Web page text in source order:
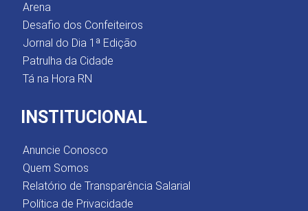
Arena
Desafio dos Confeiteiros
Jornal do Dia 1ª Edição
Patrulha da Cidade
Tá na Hora RN
INSTITUCIONAL
Anuncie Conosco
Quem Somos
Relatório de Transparência Salarial
Política de Privacidade